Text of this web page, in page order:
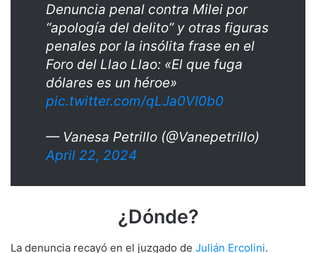
Denuncia penal contra Milei por
“apología del delito” y otras figuras
penales por la insólita frase en el
Foro del Llao Llao: «El que fuga
dólares es un héroe»
pic.twitter.com/qLJa0VI0b0
— Vanesa Petrillo (@Vanepetrillo)
April 22, 2024
¿Dónde?
La denuncia recayó en el juzgado de Julián Ercolini.